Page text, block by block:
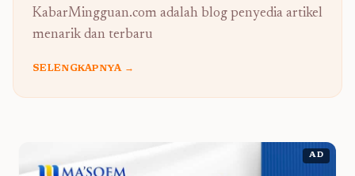
KabarMingguan.com adalah blog penyedia artikel
menarik dan terbaru
SELENGKAPNYA →
AD